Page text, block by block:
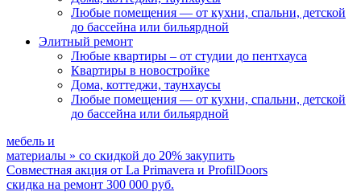
Любые помещения — от кухни, спальни, детской
до бассейна или бильярдной
Элитный ремонт
Любые квартиры – от студии до пентхауса
Квартиры в новостройке
Дома, коттеджи, таунхаусы
Любые помещения — от кухни, спальни, детской
до бассейна или бильярдной
мебель и
материалы » со скидкой до 20% закупить
Совместная акция от La Primavera и ProfilDoors
скидка на ремонт 300 000 руб.